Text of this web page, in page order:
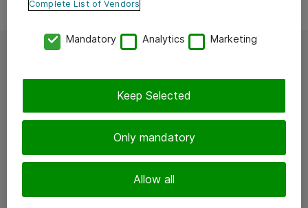
XDR auttaa havaitsemaan ja torjumaan
kyberuhkia nopeasti ja kokonaisvaltaisesti
Atea XDR -palvelu pähkinänkuoressa
Complete List of Vendors
Mandatory Analytics Marketing
Only mandatory
Allow all
Keep Selected